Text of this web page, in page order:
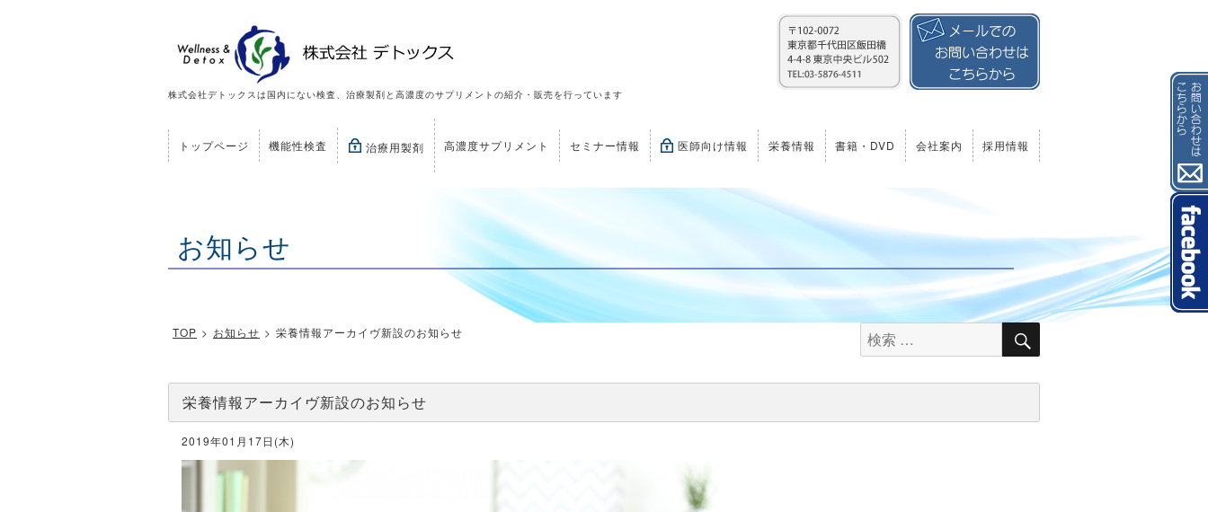
株式会社デトックスは国内にない検査、治療製剤と高濃度のサプリメントの紹介・販売を行っています
トップページ 機能性検査 治療用製剤 高濃度サプリメント セミナー情報 医師向け情報 栄養情報 書籍・DVD 会社案内 採用情報
お知らせ
検
索
対
検
TOP > お知らせ > 栄養情報アーカイヴ新設のお知らせ
栄養情報アーカイヴ新設のお知らせ
2019年01月17日(木)